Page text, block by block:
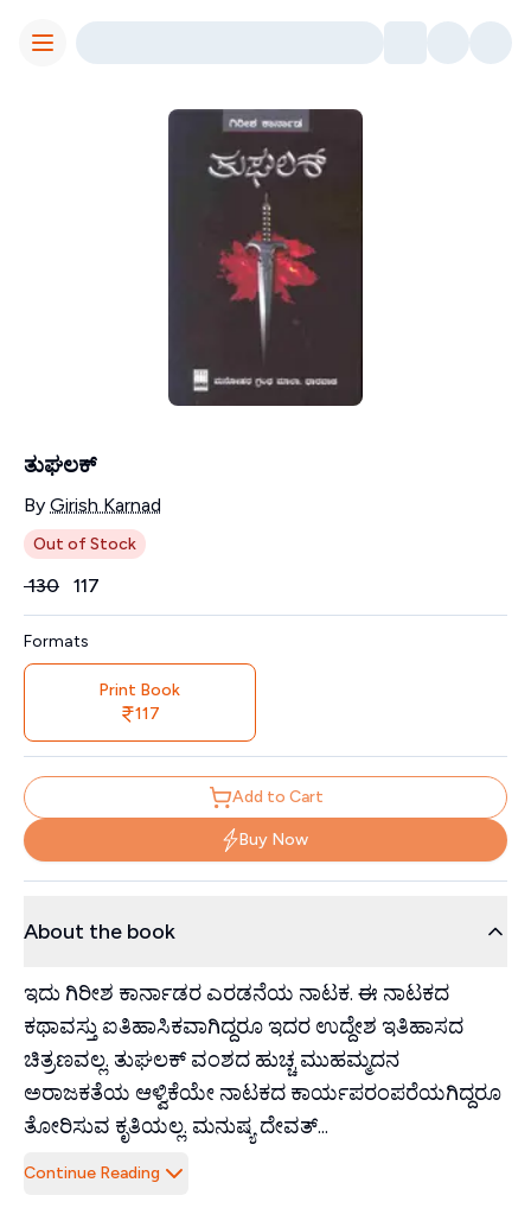
Toggle Menu
ತುಘಲಕ್
Contributors
By Girish Karnad
Out of Stock
Price
₹130 117
Formats
Print Book
117
Add to Cart
Buy Now
About the book
ಇದು ಗಿರೀಶ ಕಾರ್ನಾಡರ ಎರಡನೆಯ ನಾಟಕ. ಈ ನಾಟಕದ
ಕಥಾವಸ್ತು ಐತಿಹಾಸಿಕವಾಗಿದ್ದರೂ ಇದರ ಉದ್ದೇಶ ಇತಿಹಾಸದ
ಚಿತ್ರಣವಲ್ಲ. ತುಘಲಕ್ ವಂಶದ ಹುಚ್ಚ ಮುಹಮ್ಮದನ
ಅರಾಜಕತೆಯ ಆಳ್ವಿಕೆಯೇ ನಾಟಕದ ಕಾರ್ಯಪರಂಪರೆಯಗಿದ್ದರೂ
ತೋರಿಸುವ ಕೃತಿಯಲ್ಲ. ಮನುಷ್ಯ ದೇವತ್...
Continue Reading